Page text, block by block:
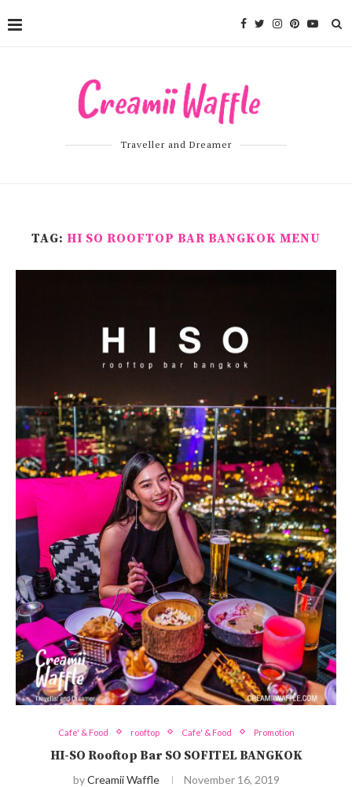
Traveller and Dreamer
TAG: HI SO ROOFTOP BAR BANGKOK MENU
Cafe' & Food rooftop Cafe' & Food Promotion
HI-SO Rooftop Bar SO SOFITEL BANGKOK
byCreamii Waffle November 16, 2019